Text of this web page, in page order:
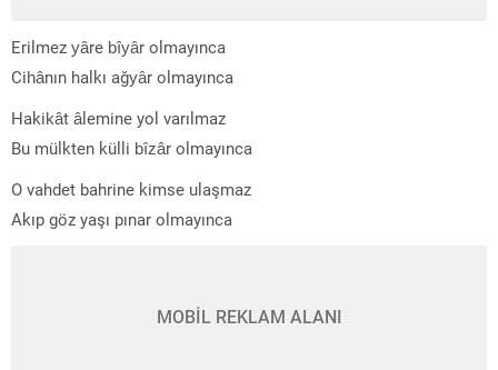
Erilmez yâre bîyâr olmayınca
Cihânın halkı ağyâr olmayınca
Hakikât âlemine yol varılmaz
Bu mülkten külli bîzâr olmayınca
O vahdet bahrine kimse ulaşmaz
Akıp göz yaşı pınar olmayınca
MOBİL REKLAM ALANI